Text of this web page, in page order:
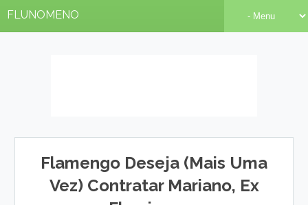
FLUNOMENO
Flamengo Deseja (mais Uma
Vez) Contratar Mariano, Ex